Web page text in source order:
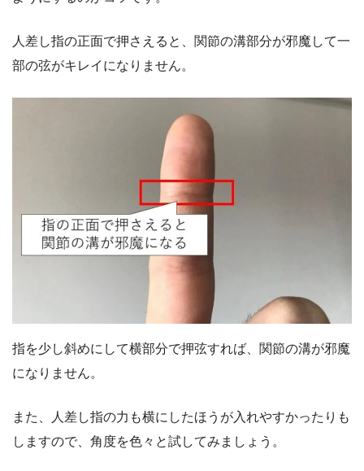
人差し指の正面で押さえると、関節の溝部分が邪魔して一
部の弦がキレイになりません。
指を少し斜めにして横部分で押弦すれば、関節の溝が邪魔
になりません。
また、人差し指の力も横にしたほうが入れやすかったりも
しますので、角度を色々と試してみましょう。